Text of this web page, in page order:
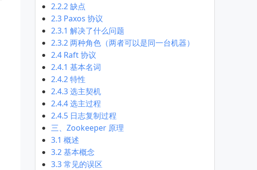
2.2.2 缺点
2.3 Paxos 协议
2.3.1 解决了什么问题
2.3.2 两种角色（两者可以是同一台机器）
2.4 Raft 协议
2.4.1 基本名词
2.4.2 特性
2.4.3 选主契机
2.4.4 选主过程
2.4.5 日志复制过程
三、Zookeeper 原理
3.1 概述
3.2 基本概念
3.3 常见的误区